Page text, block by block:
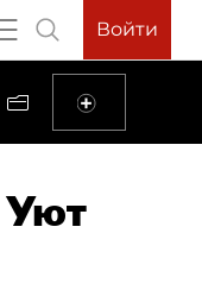
Войти
Уют